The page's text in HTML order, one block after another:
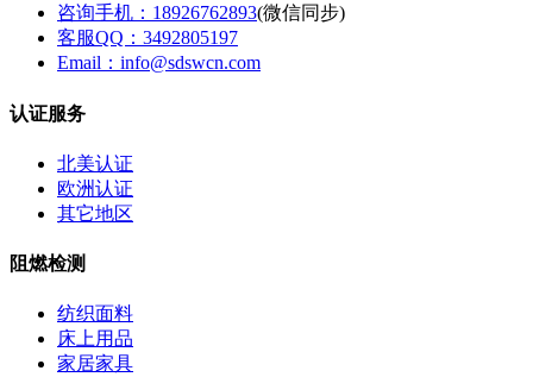
咨询手机：18926762893(微信同步)
客服QQ：3492805197
Email：info@sdswcn.com
认证服务
北美认证
欧洲认证
其它地区
阻燃检测
纺织面料
床上用品
家居家具